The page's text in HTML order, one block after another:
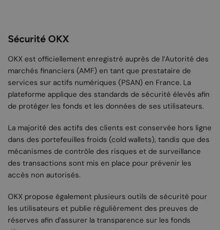
Sécurité OKX
OKX est officiellement enregistré auprès de l’Autorité des
marchés financiers (AMF) en tant que prestataire de
services sur actifs numériques (PSAN) en France. La
plateforme applique des standards de sécurité élevés afin
de protéger les fonds et les données de ses utilisateurs.
La majorité des actifs des clients est conservée hors ligne
dans des portefeuilles froids (cold wallets), tandis que des
mécanismes de contrôle des risques et de surveillance
des transactions sont mis en place pour prévenir les
accès non autorisés.
OKX propose également plusieurs outils de sécurité pour
les utilisateurs et publie régulièrement des preuves de
réserves afin d’assurer la transparence sur les fonds